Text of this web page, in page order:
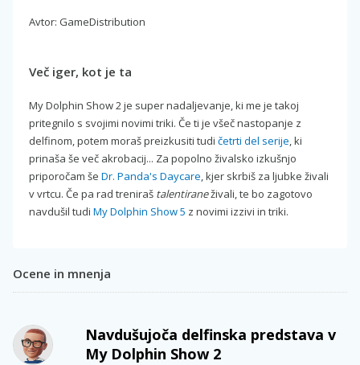
Avtor: GameDistribution
Več iger, kot je ta
My Dolphin Show 2 je super nadaljevanje, ki me je takoj
pritegnilo s svojimi novimi triki. Če ti je všeč nastopanje z
delfinom, potem moraš preizkusiti tudi četrti del serije, ki
prinaša še več akrobacij... Za popolno živalsko izkušnjo
priporočam še Dr. Panda's Daycare, kjer skrbiš za ljubke živali
v vrtcu. Če pa rad treniraš talentiraneživali, te bo zagotovo
navdušil tudi My Dolphin Show 5 z novimi izzivi in triki.
Ocene in mnenja
Navdušujoča delfinska predstava v
My Dolphin Show 2